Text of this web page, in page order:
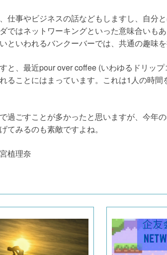
仕事やビジネスの話などもしますし、自分
ではネットワーキングといった意味合いも
といわれるバンクーバーでは、共通の趣味
と、最近pour over coffee (いわゆるドリッ
ることにはまっています。これは1人の時
過ごすことが多かったと思いますが、今年
てみるのも素敵ですよね。
植理奈